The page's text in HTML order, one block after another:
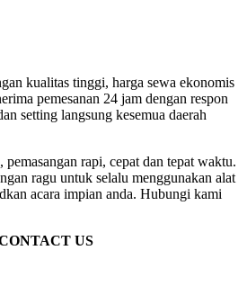
kualitas tinggi, harga sewa ekonomis
pemesanan 24 jam dengan respon
setting langsung kesemua daerah
rapi, cepat dan tepat waktu.
ragu untuk selalu menggunakan alat
acara impian anda. Hubungi kami
US